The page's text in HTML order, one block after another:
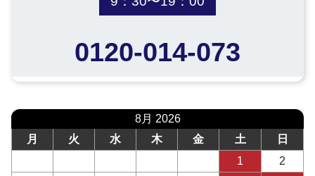
0120-014-073
8月 2026
月
火 水 木 金 土
日
1
2